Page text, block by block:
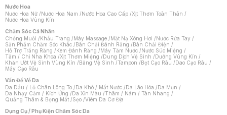
Nước Hoa
Nước Hoa Nữ /Nước Hoa Nam /Nước Hoa Cao Cấp /Xịt Thơm Toàn Thân /
Nước Hoa Vùng Kín
Chăm Sóc Cá Nhân
Chống Muỗi /Khẩu Trang /Máy Massage /Mặt Nạ Xông Hơi /Nước Rửa Tay /
Sản Phẩm Chăm Sóc Khác /Bàn Chải Đánh Răng /Bàn Chải Điện /
Hỗ Trợ Trắng Răng /Kem Đánh Răng /Máy Tăm Nước /Nước Súc Miệng /
Tăm / Chỉ Nha Khoa /Xịt Thơm Miệng /Dung Dịch Vệ Sinh /Dưỡng Vùng Kín /
Khăn Ướt Vệ Sinh Vùng Kín /Băng Vệ Sinh /Tampon /Bọt Cạo Râu /Dao Cạo Râu /
Máy Cạo Râu
Vấn Đề Về Da
Da Dầu / Lỗ Chân Lông To /Da Khô / Mất Nước /Da Lão Hóa /Da Mụn /
Da Nhạy Cảm / Kích Ứng /Da Xỉn Màu /Thâm / Nám / Tàn Nhang /
Quầng Thâm & Bọng Mắt /Sẹo /Viêm Da Cơ Địa
Dụng Cụ / Phụ Kiện Chăm Sóc Da